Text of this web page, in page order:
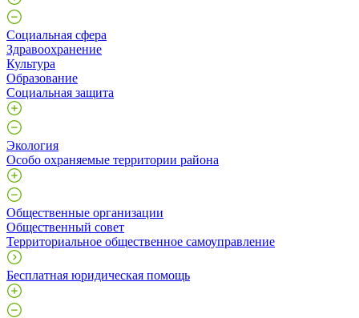
Социальная сфера
Здравоохранение
Культура
Образование
Социальная защита
Экология
Особо охраняемые территории района
Общественные организации
Общественный совет
Территориальное общественное самоуправление
Бесплатная юридическая помощь